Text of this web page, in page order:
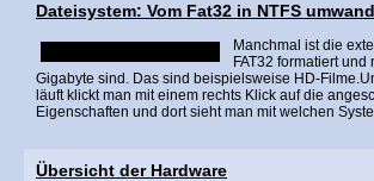
Dateisystem: Vom Fat32 in NTFS
Manchmal ist die
FAT32 formatiert
Gigabyte sind. Das sind beispielsweise HD-
läuft klickt man mit einem rechts Klick auf die
Eigenschaften und dort sieht man mit welchen
Übersicht der Hardware